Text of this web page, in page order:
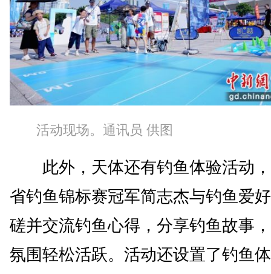
活动现场。通讯员 供图
此外，天体还有钓鱼体验活动
省钓鱼锦标赛冠军简志杰与钓鱼爱
磋并交流钓鱼心得，分享钓鱼故事
氛围轻松活跃。活动还设置了钓鱼